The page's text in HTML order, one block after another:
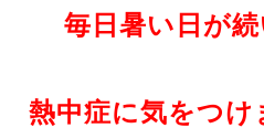
毎日暑い日が
熱中症に気をつ